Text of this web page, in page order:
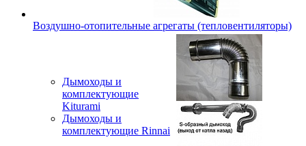
Воздушно-отопительные агрегаты (тепловентиляторы)
Дымоходы и
комплектующие
Kiturami
Дымоходы и
комплектующие Rinnai